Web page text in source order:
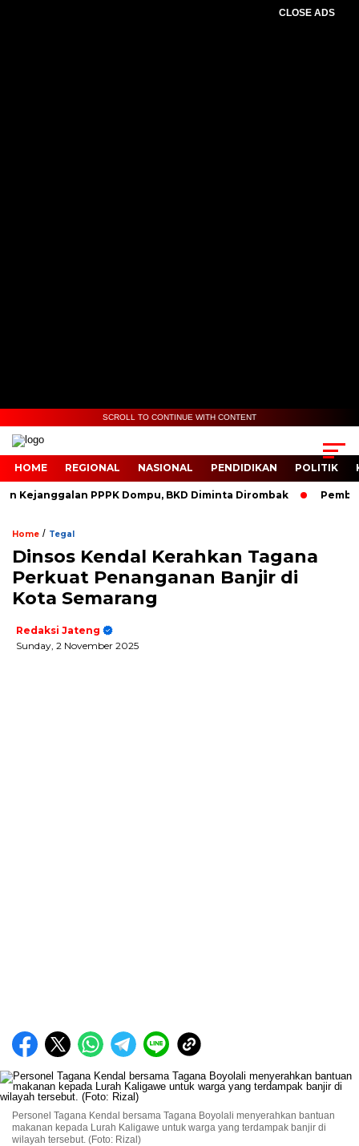
CLOSE ADS
SCROLL TO CONTINUE WITH CONTENT
HOME REGIONAL NASIONAL PENDIDIKAN POLITIK
PPPK Dompu, BKD Diminta Dirombak
Home / Tegal
Dinsos Kendal Kerahkan Tagana
Perkuat Penanganan Banjir di
Kota Semarang
Redaksi Jateng
Sunday, 2 November 2025
Personel Tagana Kendal bersama Tagana Boyolali menyerahkan bantuan
makanan kepada Lurah Kaligawe untuk warga yang terdampak banjir di
wilayah tersebut. (Foto: Rizal)